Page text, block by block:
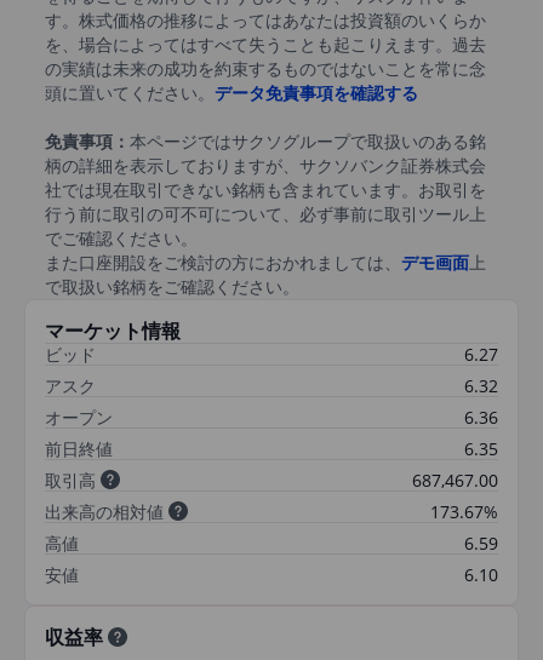
す。株式価格の推移によってはあなたは投資額のいくらか
を、場合によってはすべて失うことも起こりえます。過去
の実績は未来の成功を約束するものではないことを常に念
頭に置いてください。 データ免責事項を確認する
免責事項： 本ページではサクソグループで取扱いのある銘
柄の詳細を表示しておりますが、サクソバンク証券株式会
社では現在取引できない銘柄も含まれています。お取引を
行う前に取引の可不可について、必ず事前に取引ツール上
でご確認ください。
また口座開設をご検討の方におかれましては、 デモ画面 上
で取扱い銘柄をご確認ください。
マーケット情報
ビッド
6.27
アスク
6.32
オープン
6.36
前日終値
6.35
取引高
687,467.00
出来高の相対値
173.67%
高値
6.59
安値
6.10
収益率